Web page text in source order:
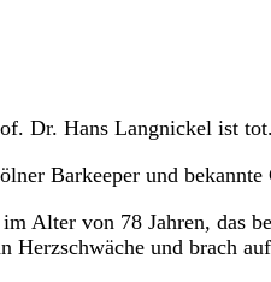
Dr. Hans Langnickel ist
Barkeeper und
Alter von 78 Jahren, das
Herzschwäche und brach